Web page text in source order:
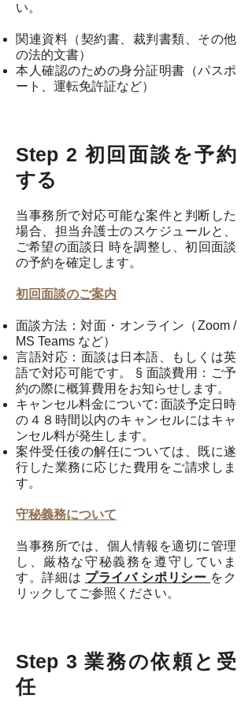
い。
関連資料（契約書、裁判書類、その他
の法的⽂書）
本⼈確認のための⾝分証明書（パスポ
ート、運転免許証など）
Step 2 初回⾯談を予約
する
当事務所で対応可能な案件と判断した
場合、担当弁護⼠のスケジュールと、
ご希望の⾯談⽇ 時を調整し、初回⾯談
の予約を確定します。
初回⾯談のご案内
⾯談⽅法：対⾯・オンライン（Zoom /
MS Teams など）
⾔語対応：⾯談は⽇本語、もしくは英
語で対応可能です。 § ⾯談費⽤：ご予
約の際に概算費⽤をお知らせします。
キャンセル料⾦について: ⾯談予定⽇時
の４８時間以内のキャンセルにはキャ
ンセル料が発⽣します。
案件受任後の解任については、既に遂
⾏した業務に応じた費⽤をご請求しま
す。
守秘義務について
当事務所では、個⼈情報を適切に管理
し、厳格な守秘義務を遵守していま
す。詳細は プライバ シポリシー をク
リックしてご参照ください。
Step 3 業務の依頼と受
任